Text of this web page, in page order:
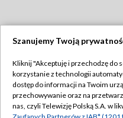
Abonament TVP
Emisja w TVP
Szanujemy Twoją
Kliknij "Akceptuję i przechodzę do
korzystanie z technologii
dostęp do informacji na Twoim
przechowywanie oraz na
nas, czyli Telewizję Polską S.A. w